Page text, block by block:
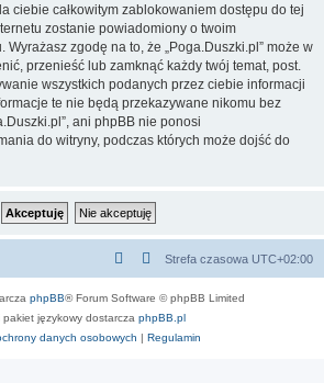
ciebie całkowitym zablokowaniem dostępu do tej
zostanie powiadomiony o twoim
Wyrażasz zgodę na to, że „Poga.Duszki.pl” może w
przenieść lub zamknąć każdy twój temat, post.
wszystkich podanych przez ciebie informacji
te nie będą przekazywane nikomu bez
ani phpBB nie ponosi
do witryny, podczas których może dojść do
Strefa czasowa UTC+02:00
phpBB® Forum Software © phpBB Limited
pakiet językowy dostarcza phpBB.pl
danych osobowych | Regulamin